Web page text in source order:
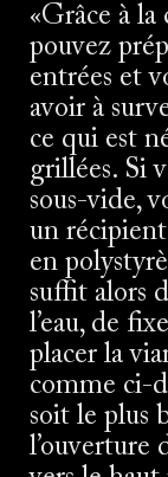
Grâce à la
pouvez
entrées et
avoir à
ce qui est
grillées. Si
sous-vide,
un
en
suffit alors
l’eau, de
placer la
comme ci-
soit le plus
l’ouverture